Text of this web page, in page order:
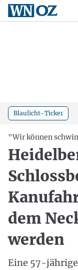
Blaulicht-Ticker
"Wir können
dem
werden
Eine 57-